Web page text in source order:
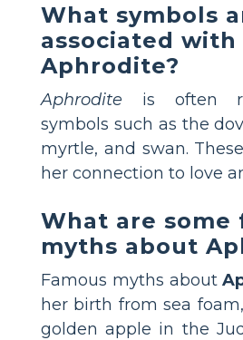
What symbols
associated with
Aphrodite?
Aphrodite is often
symbols such as the
myrtle, and swan.
her connection to love
What are some
myths about
Famous myths about
her birth from sea
golden apple in the